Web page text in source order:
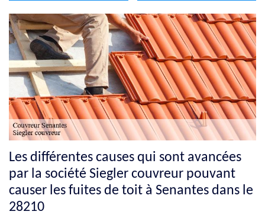
Les différentes causes qui sont avancées
par la société Siegler couvreur pouvant
causer les fuites de toit à Senantes dans le
28210